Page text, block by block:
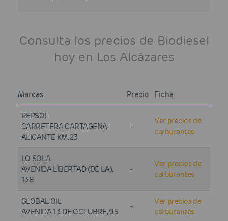
Consulta los precios de Biodiesel
hoy en Los Alcázares
Marcas Precio Ficha
REPSOL
CARRETERA CARTAGENA-
ALICANTE KM. 23
-
Ver precios de
carburantes
LO SOLA
AVENIDA LIBERTAD (DE LA),
138
-
Ver precios de
carburantes
GLOBAL OIL
AVENIDA 13 DE OCTUBRE, 95
-
Ver precios de
carburantes